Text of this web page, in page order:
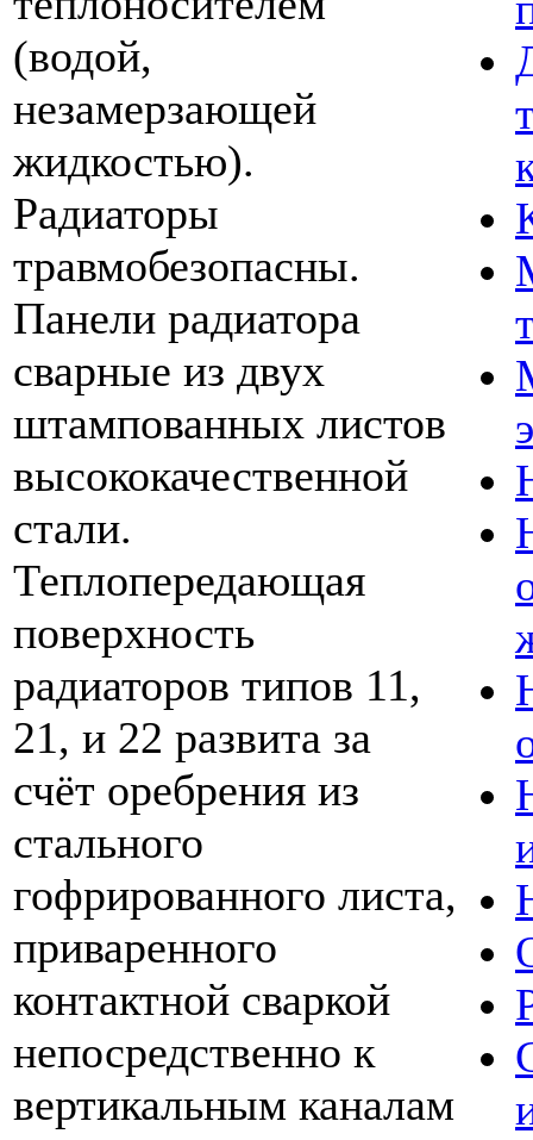
(водой,
незамерзающей
жидкостью).
Радиаторы
травмобезопасны.
Панели радиатора
сварные из двух
штампованных листов
высококачественной
стали.
Теплопередающая
поверхность
радиаторов типов 11,
21, и 22 развита за
счёт оребрения из
стального
гофрированного листа,
приваренного
контактной сваркой
непосредственно к
вертикальным каналам